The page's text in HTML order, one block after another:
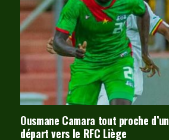
Ousmane Camara tout proche d’un
départ vers le RFC Liège